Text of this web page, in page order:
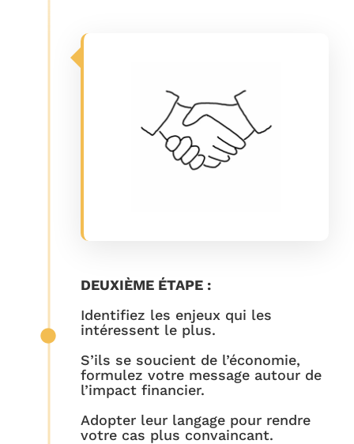
DEUXIÈME ÉTAPE :
Identifiez les enjeux qui les
intéressent le plus.
S’ils se soucient de l’économie,
formulez votre message autour de
l’impact financier.
Adopter leur langage pour rendre
votre cas plus convaincant.